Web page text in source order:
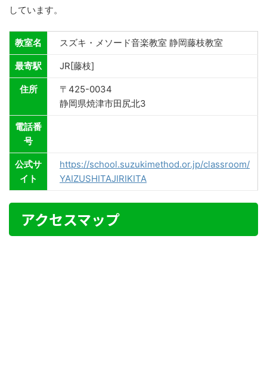
しています。
教室名 スズキ・メソード音楽教室 静岡藤枝教室
最寄駅 JR[藤枝]
住所
〒425-0034
静岡県焼津市田尻北3
電話番
号
公式サ
イト
https://school.suzukimethod.or.jp/classroom/
YAIZUSHITAJIRIKITA
アクセスマップ